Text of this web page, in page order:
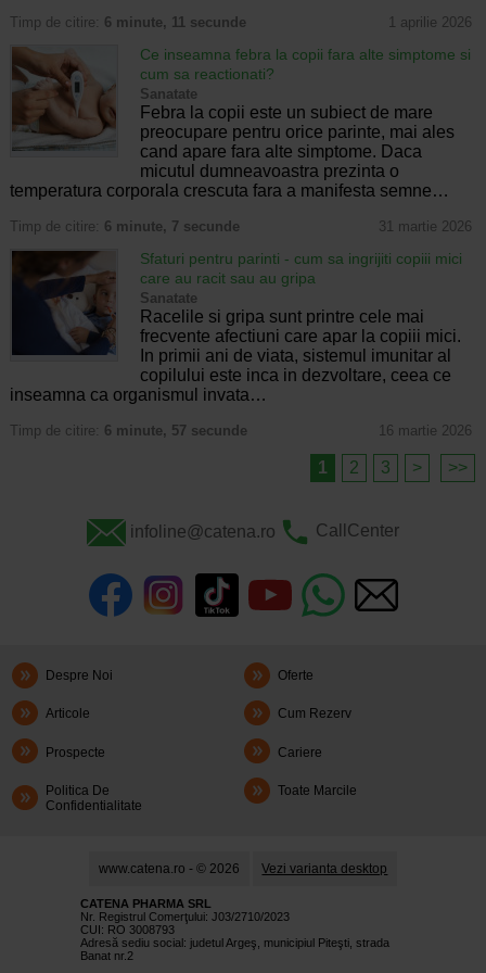
Timp de citire: 6 minute, 11 secunde 1 aprilie 2026
Ce inseamna febra la copii fara alte simptome si
cum sa reactionati?
Sanatate
Febra la copii este un subiect de mare
preocupare pentru orice parinte, mai ales
cand apare fara alte simptome. Daca
micutul dumneavoastra prezinta o
temperatura corporala crescuta fara a manifesta semne…
Timp de citire: 6 minute, 7 secunde 31 martie 2026
Sfaturi pentru parinti - cum sa ingrijiti copiii mici
care au racit sau au gripa
Sanatate
Racelile si gripa sunt printre cele mai
frecvente afectiuni care apar la copiii mici.
In primii ani de viata, sistemul imunitar al
copilului este inca in dezvoltare, ceea ce
inseamna ca organismul invata…
Timp de citire: 6 minute, 57 secunde 16 martie 2026
1 2 3 > >>
infoline@catena.ro CallCenter
Despre Noi Oferte
Articole Cum Rezerv
Prospecte Cariere
Politica De
Confidentialitate
Toate Marcile
www.catena.ro - © 2026 Vezi varianta desktop
CATENA PHARMA SRL
Nr. Registrul Comerţului: J03/2710/2023
CUI: RO 3008793
Adresă sediu social: judetul Argeş, municipiul Piteşti, strada
Banat nr.2